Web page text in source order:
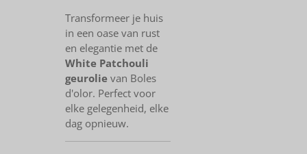
Transformeer je huis
in een oase van rust
en elegantie met de
White Patchouli
geurolievan Boles
d'olor. Perfect voor
elke gelegenheid, elke
dag opnieuw.